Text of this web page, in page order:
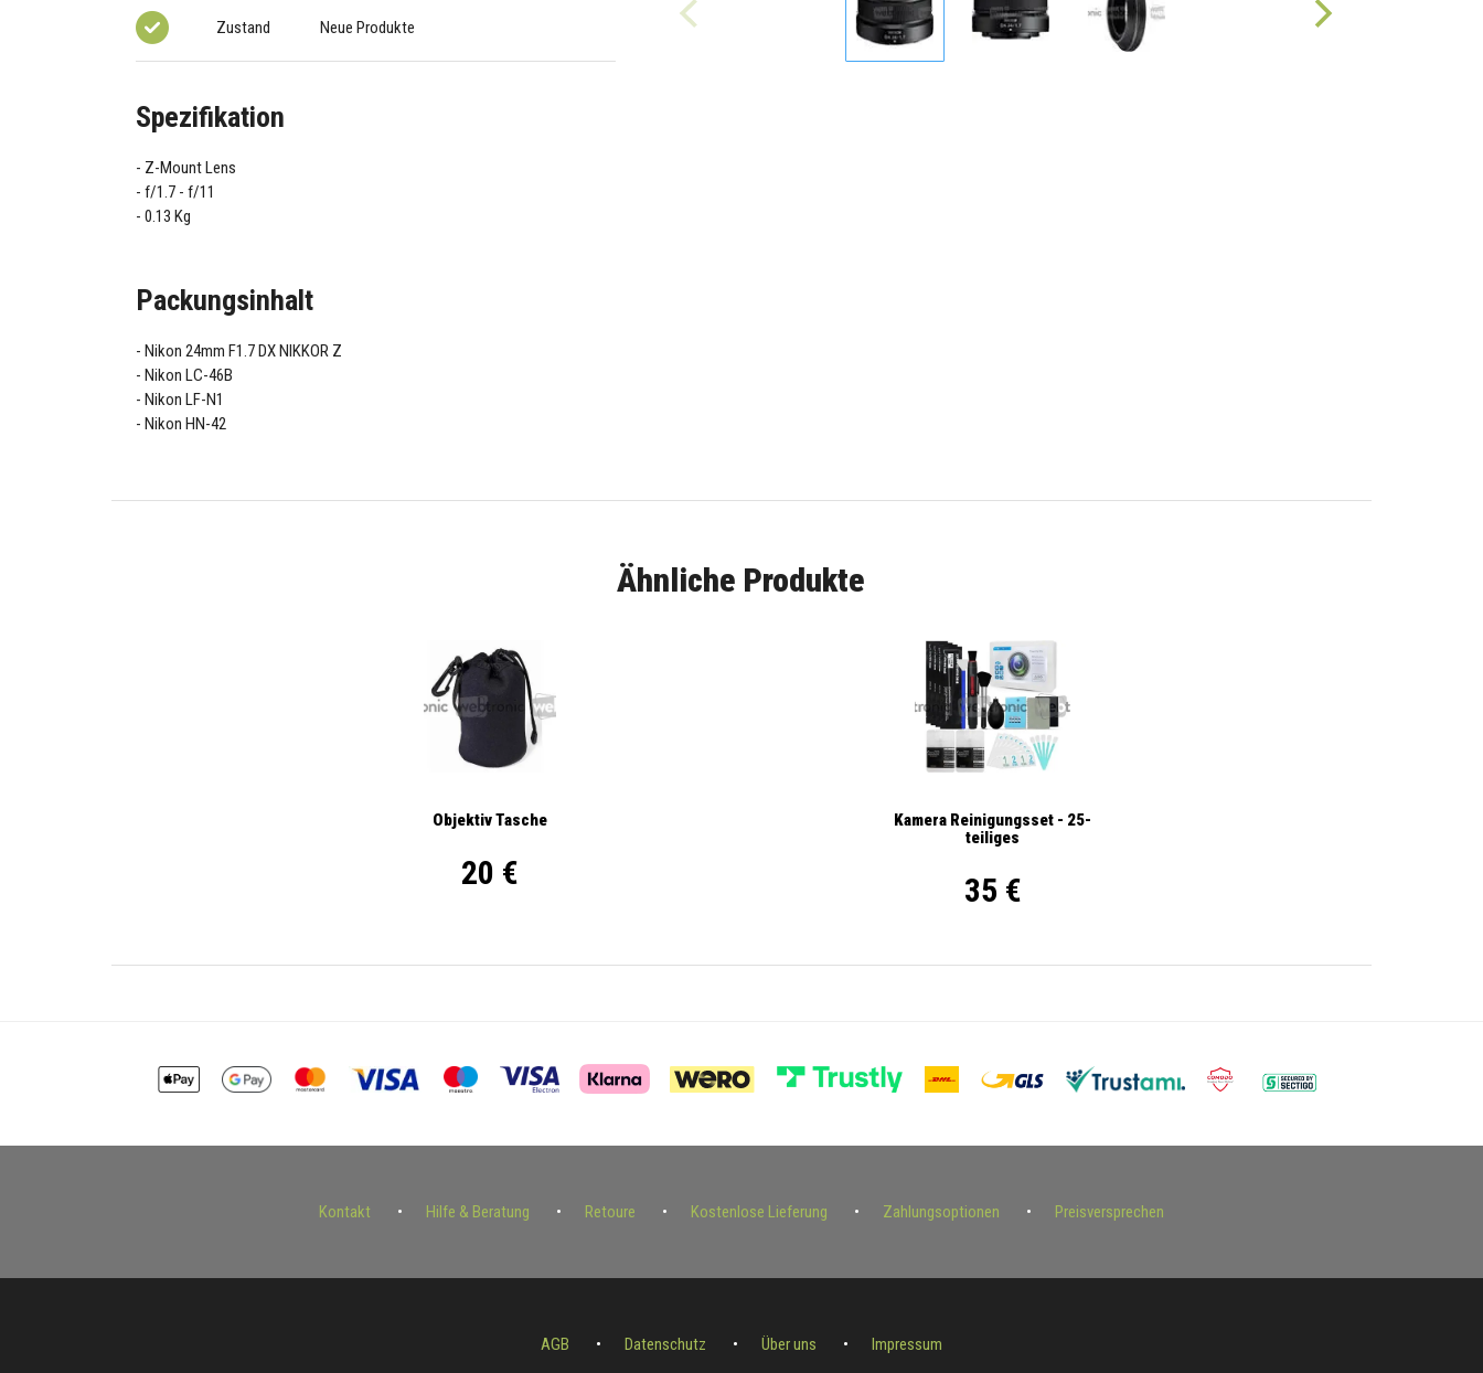
Zustand Neue Produkte
Spezifikation
Z-Mount Lens
f/1.7 - f/11
0.13 Kg
Packungsinhalt
Nikon 24mm F1.7 DX NIKKOR Z
Nikon LC-46B
Nikon LF-N1
Nikon HN-42
Ähnliche Produkte
Objektiv Tasche
20 €
Kamera Reinigungsset - 25-
teiliges
35 €
Kontakt Hilfe & Beratung Retoure Kostenlose Lieferung Zahlungsoptionen Preisversprechen
AGB Datenschutz Über uns Impressum